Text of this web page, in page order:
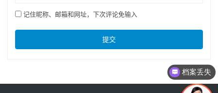
记住昵称、邮箱和网址，下次评论免输入
提交
档案丢失